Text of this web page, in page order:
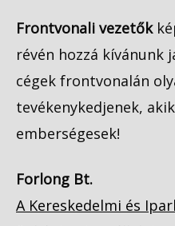
Frontvonali vezetők
révén hozzá kívánunk
cégek frontvonalán
tevékenykedjenek,
emberségesek!
Forlong Bt.
A Kereskedelmi és